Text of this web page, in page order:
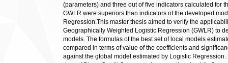
(parameters) and three out of five indicators calculated for
GWLR were superiors than indicators of the developed
Regression.This master thesis aimed to verify the
Geographically Weighted Logistic Regression (GWLR) to
models. The formulas of the best set of local models
compared in terms of value of the coefficients and
against the global model estimated by Logistic